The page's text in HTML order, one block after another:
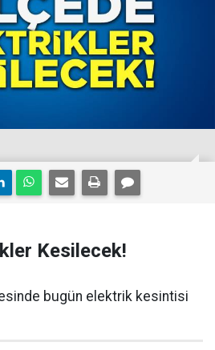
Kesilecek!
bugün elektrik kesintisi